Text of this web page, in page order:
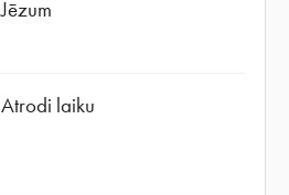
Jēzum
Atrodi laiku